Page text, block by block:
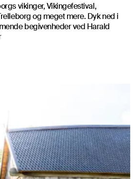
vikinger, Vikingefestival,
og meget mere. Dyk ned i
begivenheder ved Harald